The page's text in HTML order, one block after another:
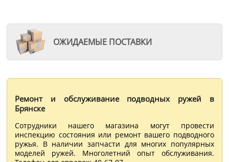
ОЖИДАЕМЫЕ ПОСТАВКИ
Ремонт и обслуживание подводных ружей в
Брянске
Сотрудники нашего магазина могут провести
инспекцию состояния или ремонт вашего подводного
ружья. В наличии запчасти для многих популярных
моделей ружей. Многолетний опыт обслуживания.